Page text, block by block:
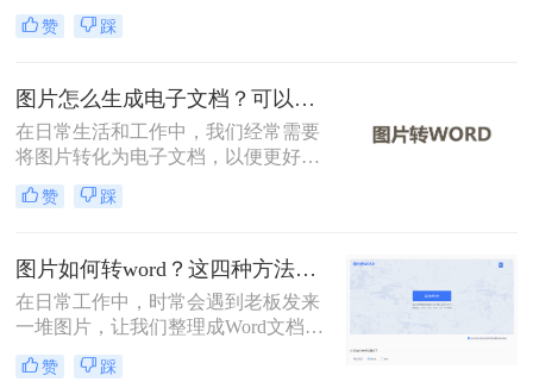
Word文档。那么图片转word怎么转
呢？为了帮助您轻松实现这一转换，
Word的方法。
赞 踩
图片怎么生成电子文档？可以试试这三个方法！
在日常生活和工作中，我们经常需要
将图片转化为电子文档，以便更好地
编辑、存储和分享。那么图片怎么生
成电子文档呢？本文将介绍三种将图
实现这一需求。
赞 踩
图片如何转word？这四种方法帮你转换！
在日常工作中，时常会遇到老板发来
一堆图片，让我们整理成Word文档再
发给他的情况！如果图片很少，还可
以一个字一个字敲击键盘整理，如果
赞 踩